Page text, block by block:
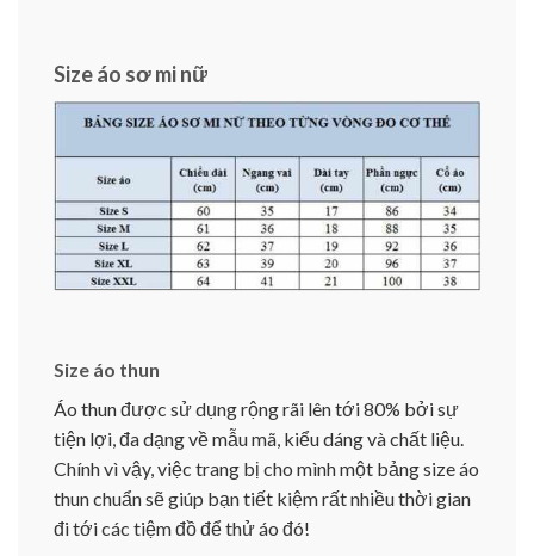
Size áo sơ mi nữ
Size áo thun
Áo thun được sử dụng rộng rãi lên tới 80% bởi sự
tiện lợi, đa dạng về mẫu mã, kiểu dáng và chất liệu.
Chính vì vậy, việc trang bị cho mình một bảng size áo
thun chuẩn sẽ giúp bạn tiết kiệm rất nhiều thời gian
đi tới các tiệm đồ để thử áo đó!